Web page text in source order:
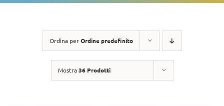
Ordina perOrdine predefinito
Mostra36 Prodotti